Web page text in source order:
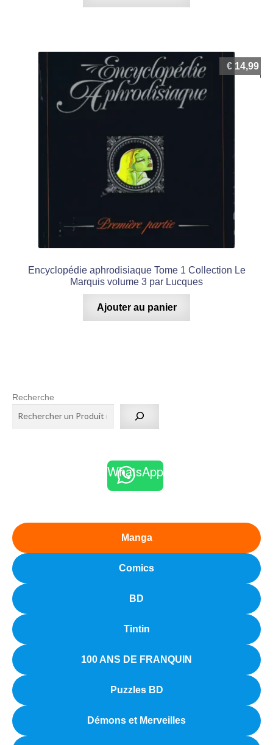
Encyclopédie aphrodisiaque Tome 1 Collection Le
Marquis volume 3 par Lucques
€ 14,99
Ajouter au panier
Recherche
WhatsApp
Manga
Comics
BD
Tintin
100 ANS DE FRANQUIN
Puzzles BD
Démons et Merveilles